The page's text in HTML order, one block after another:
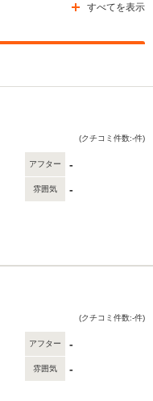
設があります。そのほか、公
おり、交通面では一般道路
ある阪神高速4号湾岸線が整
すべてを表示
(クチコミ件数:-件)
アフター -
雰囲気 -
(クチコミ件数:-件)
アフター -
雰囲気 -